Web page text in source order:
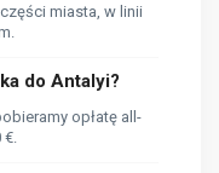
miasta, w linii
do Antalyi?
opłatę all-